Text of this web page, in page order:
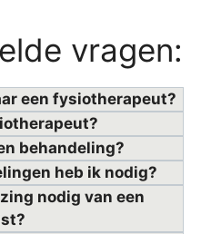
vragen:
een fysiotherapeut?
behandeling?
heb ik nodig?
nodig van een